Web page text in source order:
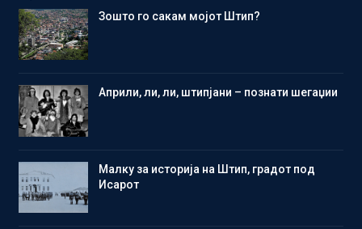
Зошто го сакам мојот Штип?
Aприли, ли, ли, штипјани – познати шегаџии
Малку за историја на Штип, градот под
Исарот